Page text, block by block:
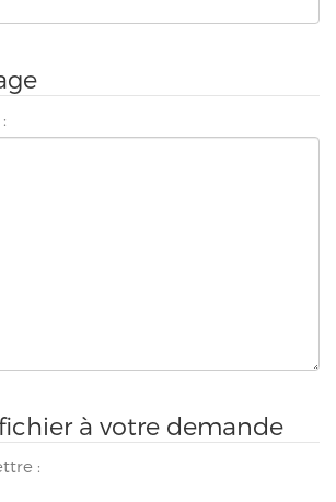
:
à votre demande
Fichier à transmettre :